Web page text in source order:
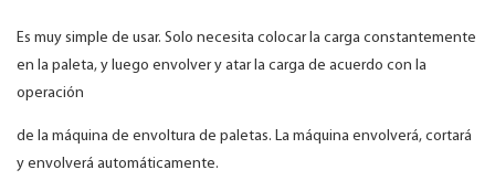
Es muy simple de usar. Solo necesita colocar la carga constantemente
en la paleta, y luego envolver y atar la carga de acuerdo con la
operación
de la máquina de envoltura de paletas. La máquina envolverá, cortará
y envolverá automáticamente.